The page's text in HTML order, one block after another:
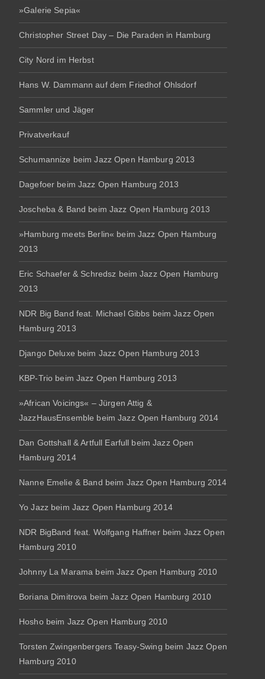
»Galerie Sepia«
Christopher Street Day – Die Paraden in Hamburg
City Nord im Herbst
Hans W. Dammann auf dem Friedhof Ohlsdorf
Sammler und Jäger
Privatverkauf
Schumannize beim Jazz Open Hamburg 2013
Dagefoer beim Jazz Open Hamburg 2013
Joscheba & Band beim Jazz Open Hamburg 2013
»Hamburg meets Berlin« beim Jazz Open Hamburg
2013
Eric Schaefer & Schredsz beim Jazz Open Hamburg
2013
NDR Big Band feat. Michael Gibbs beim Jazz Open
Hamburg 2013
Django Deluxe beim Jazz Open Hamburg 2013
KBP-Trio beim Jazz Open Hamburg 2013
»African Voicings« – Jürgen Attig &
JazzHausEnsemble beim Jazz Open Hamburg 2014
Dan Gottshall & Artfull Earfull beim Jazz Open
Hamburg 2014
Nanne Emelie & Band beim Jazz Open Hamburg 2014
Yo Jazz beim Jazz Open Hamburg 2014
NDR BigBand feat. Wolfgang Haffner beim Jazz Open
Hamburg 2010
Johnny La Marama beim Jazz Open Hamburg 2010
Boriana Dimitrova beim Jazz Open Hamburg 2010
Hosho beim Jazz Open Hamburg 2010
Torsten Zwingenbergers Teasy-Swing beim Jazz Open
Hamburg 2010